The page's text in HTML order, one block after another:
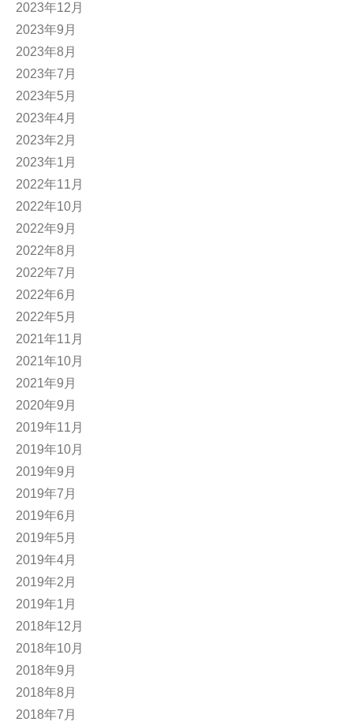
2023年12月
2023年9月
2023年8月
2023年7月
2023年5月
2023年4月
2023年2月
2023年1月
2022年11月
2022年10月
2022年9月
2022年8月
2022年7月
2022年6月
2022年5月
2021年11月
2021年10月
2021年9月
2020年9月
2019年11月
2019年10月
2019年9月
2019年7月
2019年6月
2019年5月
2019年4月
2019年2月
2019年1月
2018年12月
2018年10月
2018年9月
2018年8月
2018年7月